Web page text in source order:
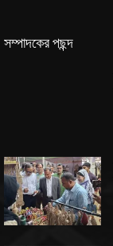
সম্পাদকের পছন্দ